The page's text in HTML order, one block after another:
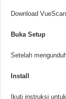
Download
Buka Setup
Setelah
Install
Ikuti instruksi